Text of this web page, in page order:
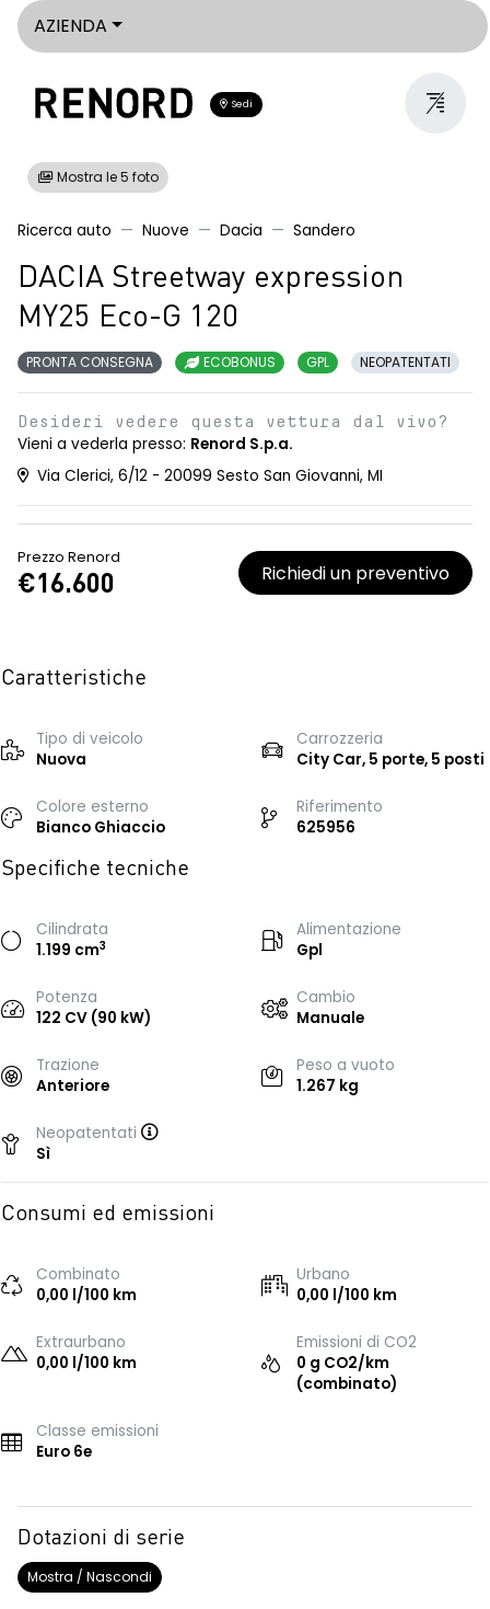
AZIENDA
Sedi
Mostra le 5 foto
Ricerca auto Nuove Dacia Sandero
DACIA Streetway expression
MY25 Eco-G 120
PRONTA CONSEGNA ECOBONUS GPL NEOPATENTATI
Desideri vedere questa vettura dal vivo?
Vieni a vederla presso: Renord S.p.a.
Via Clerici, 6/12 - 20099 Sesto San Giovanni, MI
Prezzo Renord
€16.600 Richiedi un preventivo
Caratteristiche
Tipo di veicolo
Nuova
Carrozzeria
City Car, 5 porte, 5 posti
Colore esterno
Bianco Ghiaccio
Riferimento
625956
Specifiche tecniche
Cilindrata
1.199 cm3
Alimentazione
Gpl
Potenza
122 CV (90 kW)
Cambio
Manuale
Trazione
Anteriore
Peso a vuoto
1.267 kg
Neopatentati
Sì
Consumi ed emissioni
Combinato
0,00 l/100 km
Urbano
0,00 l/100 km
Extraurbano
0,00 l/100 km
Emissioni di CO2
0 g CO2/km
(combinato)
Classe emissioni
Euro 6e
Dotazioni di serie
Mostra / Nascondi